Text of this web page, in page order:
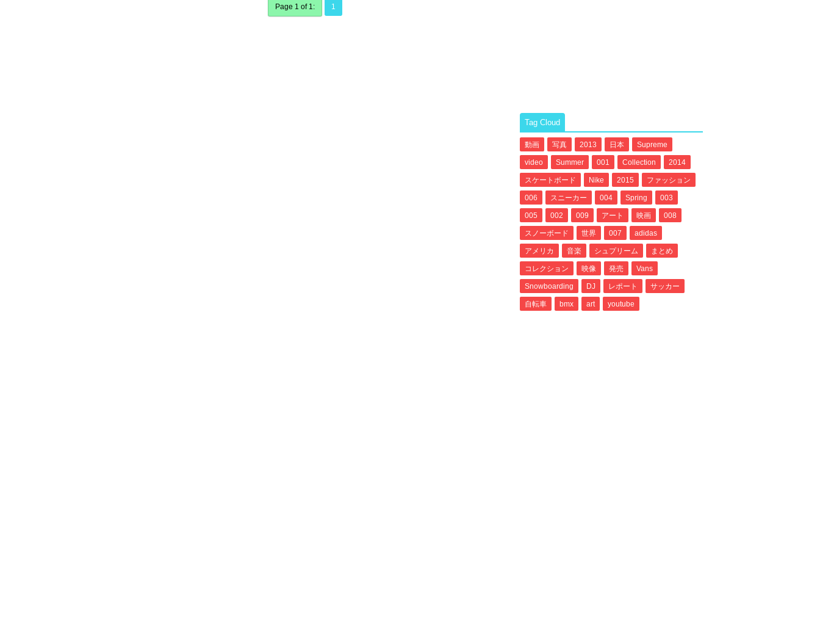
Page 1 of 1: 1
Tag Cloud
動画 写真 2013 日本 Supreme
video Summer 001 Collection 2014
スケートボード Nike 2015 ファッション
006 スニーカー 004 Spring 003
005 002 009 アート 映画 008
スノーボード 世界 007 adidas
アメリカ 音楽 シュプリーム まとめ
コレクション 映像 発売 Vans
Snowboarding DJ レポート サッカー
自転車 bmx art youtube